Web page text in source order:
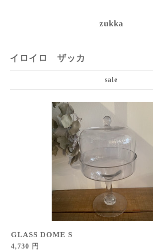
zukka
イロイロ ザッカ
sale
GLASS DOME S
4,730 円